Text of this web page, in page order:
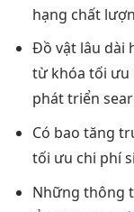
hạng chất
Đồ vật lâu dài
từ khóa tối ưu
phát triển
Có bao tăng
tối ưu chi phí
Những thông